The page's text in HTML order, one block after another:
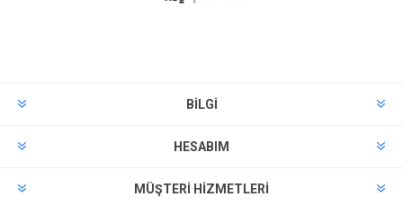
BILGI
HESABIM
MÜŞTERI HIZMETLERI